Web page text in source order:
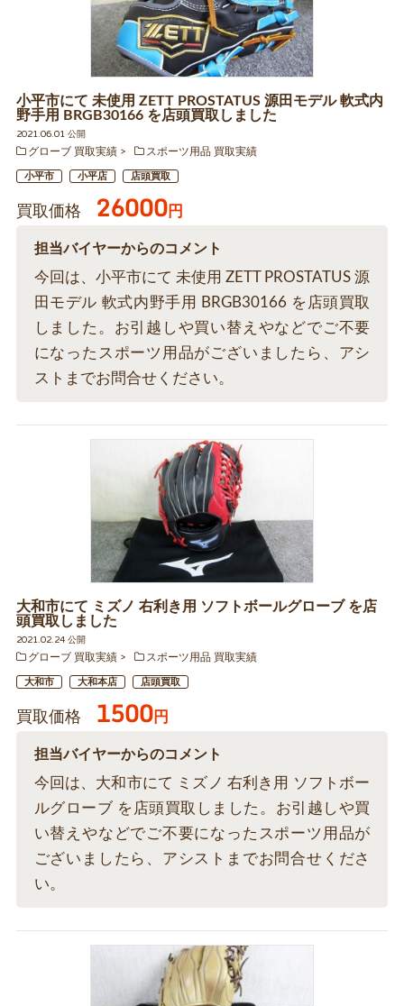
小平市にて 未使用 ZETT PROSTATUS 源田モデル 軟式内
野手用 BRGB30166 を店頭買取しました
2021.06.01 公開
グローブ 買取実績
スポーツ用品 買取実績
小平市 小平店 店頭買取
買取価格 26000円
担当バイヤーからのコメント
今回は、小平市にて 未使用 ZETT PROSTATUS 源
田モデル 軟式内野手用 BRGB30166 を店頭買取
しました。お引越しや買い替えやなどでご不要
になったスポーツ用品がございましたら、アシ
ストまでお問合せください。
大和市にて ミズノ 右利き用 ソフトボールグローブ を店
頭買取しました
2021.02.24 公開
グローブ 買取実績
スポーツ用品 買取実績
大和市 大和本店 店頭買取
買取価格 1500円
担当バイヤーからのコメント
今回は、大和市にて ミズノ 右利き用 ソフトボー
ルグローブ を店頭買取しました。お引越しや買
い替えやなどでご不要になったスポーツ用品が
ございましたら、アシストまでお問合せくださ
い。